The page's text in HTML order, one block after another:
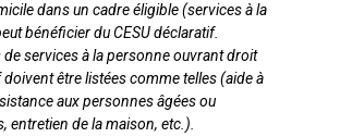
dans un cadre éligible (services à la
bénéficier du CESU déclaratif.
de services à la personne ouvrant droit
être listées comme telles (aide à
aux personnes âgées ou
entretien de la maison, etc.).